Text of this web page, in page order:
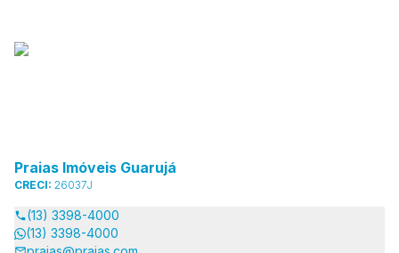
Praias Imóveis Guarujá
CRECI: 26037J
(13) 3398-4000
(13) 3398-4000